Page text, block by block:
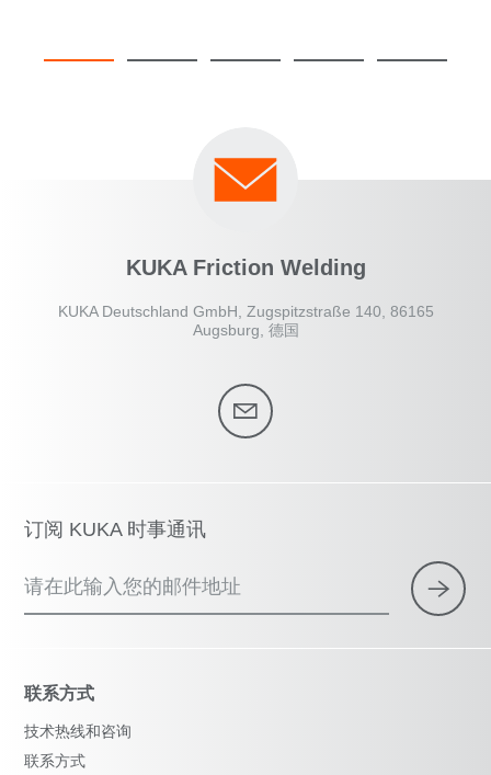
KUKA Friction Welding
KUKA Deutschland GmbH, Zugspitzstraße 140, 86165
Augsburg, 德国
订阅 KUKA 时事通讯
请在此输入您的邮件地址
联系方式
技术热线和咨询
联系方式